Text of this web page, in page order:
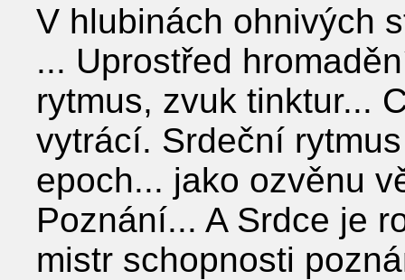
V hlubinách ohnivých
... Uprostřed
rytmus, zvuk tinktur...
vytrácí. Srdeční
epoch... jako ozvěnu
Poznání... A Srdce je
mistr schopnosti